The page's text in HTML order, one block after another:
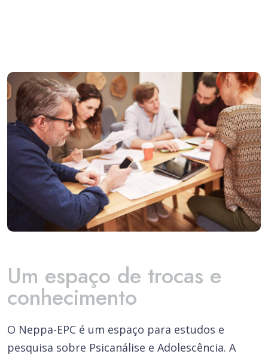
Um espaço de trocas e
conhecimento
O Neppa-EPC é um espaço para estudos e
pesquisa sobre Psicanálise e Adolescência. A